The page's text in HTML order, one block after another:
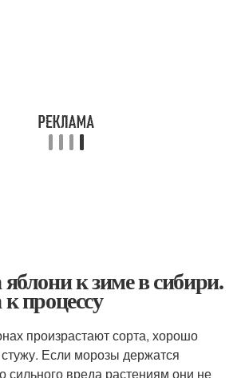
к зиме в сибири.
процессу
произрастают сорта, хорошо
Если морозы держатся
сильного вреда растениям они не